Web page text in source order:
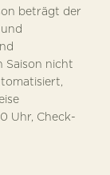
beträgt der
Saison nicht
Uhr, Check-